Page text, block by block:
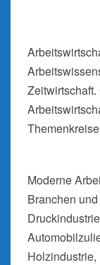
Moderne
Branchen